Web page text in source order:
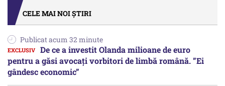
CELE MAI NOI ȘTIRI
Publicat acum 32 minute
De ce a investit Olanda milioane de euro
pentru a găsi avocați vorbitori de limbă română. ”Ei
gândesc economic”